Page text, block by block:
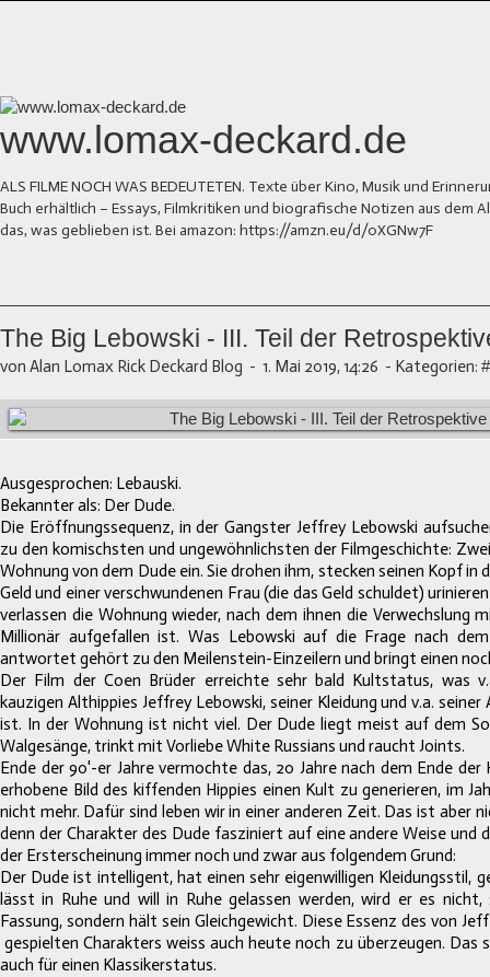
www.lomax-deckard.de
ALS FILME NOCH WAS BEDEUTETEN. Texte über Kino, Musik und
Buch erhältlich – Essays, Filmkritiken und biografische Notizen aus dem
das, was geblieben ist. Bei amazon: https://amzn.eu/d/0XGNw7F
The Big Lebowski - III. Teil der
von Alan Lomax Rick Deckard Blog - 1. Mai 2019, 14:26 - Kategorien:
Ausgesprochen: Lebauski.
Bekannter als: Der Dude.
Die Eröffnungssequenz, in der Gangster Jeffrey Lebowski
zu den komischsten und ungewöhnlichsten der Filmgeschichte:
Wohnung von dem Dude ein. Sie drohen ihm, stecken seinen Kopf in
Geld und einer verschwundenen Frau (die das Geld schuldet)
verlassen die Wohnung wieder, nach dem ihnen die Verwechslung
Millionär aufgefallen ist. Was Lebowski auf die Frage nach dem
antwortet gehört zu den Meilenstein-Einzeilern und bringt einen
Der Film der Coen Brüder erreichte sehr bald Kultstatus, was
kauzigen Althippies Jeffrey Lebowski, seiner Kleidung und v.a.
ist. In der Wohnung ist nicht viel. Der Dude liegt meist auf dem
Walgesänge, trinkt mit Vorliebe White Russians und raucht Joints.
Ende der 90'-er Jahre vermochte das, 20 Jahre nach dem Ende der
erhobene Bild des kiffenden Hippies einen Kult zu generieren, im
nicht mehr. Dafür sind leben wir in einer anderen Zeit. Das ist aber
denn der Charakter des Dude fasziniert auf eine andere Weise und
der Ersterscheinung immer noch und zwar aus folgendem Grund:
Der Dude ist intelligent, hat einen sehr eigenwilligen Kleidungsstil,
lässt in Ruhe und will in Ruhe gelassen werden, wird er es
Fassung, sondern hält sein Gleichgewicht. Diese Essenz des von
gespielten Charakters weiss auch heute noch zu überzeugen. Das
auch für einen Klassikerstatus.